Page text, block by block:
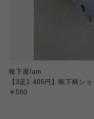
靴下屋fam
【3足1 485円】靴下柄シ
￥500